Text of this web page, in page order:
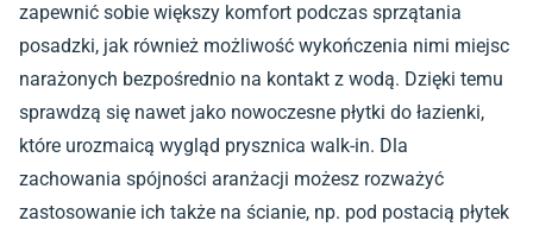
zapewnić sobie większy komfort podczas sprzątania
posadzki, jak również możliwość wykończenia nimi miejsc
narażonych bezpośrednio na kontakt z wodą. Dzięki temu
sprawdzą się nawet jako nowoczesne płytki do łazienki,
które urozmaicą wygląd prysznica walk-in. Dla
zachowania spójności aranżacji możesz rozważyć
zastosowanie ich także na ścianie, np. pod postacią płytek